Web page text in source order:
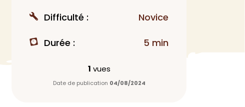
MAQUILLAGE
Rouge à lèvres
Fond de teint
Anti-cerne
Yeux
Difficulté : Novice
Durée : 5 min
1 vues
Date de publication 04/08/2024